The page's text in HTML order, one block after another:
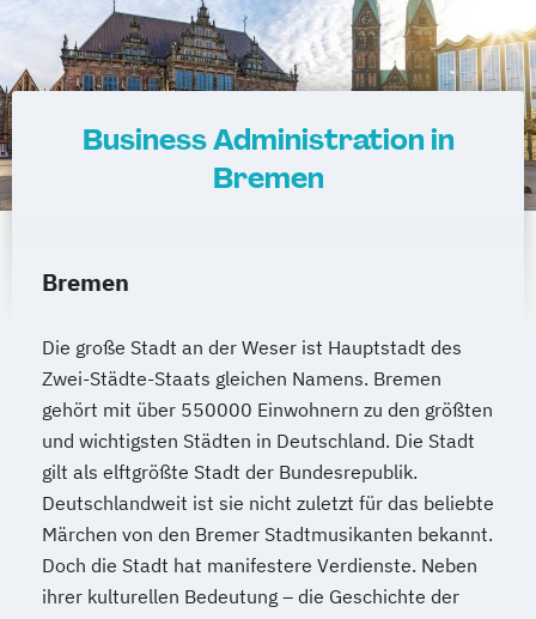
Business Administration in
Bremen
Bremen
Die große Stadt an der Weser ist Hauptstadt des
Zwei-Städte-Staats gleichen Namens. Bremen
gehört mit über 550000 Einwohnern zu den größten
und wichtigsten Städten in Deutschland. Die Stadt
gilt als elftgrößte Stadt der Bundesrepublik.
Deutschlandweit ist sie nicht zuletzt für das beliebte
Märchen von den Bremer Stadtmusikanten bekannt.
Doch die Stadt hat manifestere Verdienste. Neben
ihrer kulturellen Bedeutung – die Geschichte der